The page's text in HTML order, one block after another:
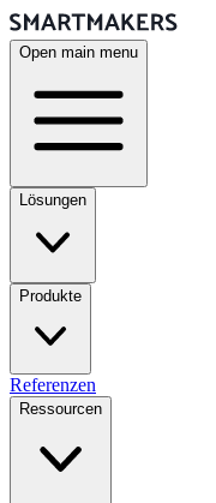
Open main menu
Lösungen
Produkte
Referenzen
Ressourcen